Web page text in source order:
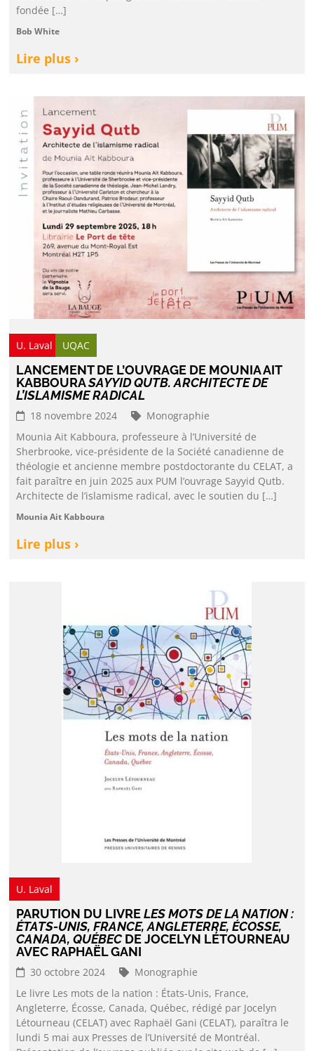
fondée […]
Bob White
Lire plus ›
U. Laval UQAC
LANCEMENT DE L’OUVRAGE DE MOUNIA AIT
KABBOURASAYYID QUTB. ARCHITECTE DE
L’ISLAMISME RADICAL
18 novembre 2024
Monographie
Mounia Ait Kabboura, professeure à l’Université de
Sherbrooke, vice-présidente de la Société canadienne de
théologie et ancienne membre postdoctorante du CELAT, a
fait paraître en juin 2025 aux PUM l’ouvrage Sayyid Qutb.
Architecte de l’islamisme radical, avec le soutien du […]
Mounia Ait Kabboura
Lire plus ›
U. Laval
PARUTION DU LIVRELES MOTS DE LA NATION :
ÉTATS-UNIS, FRANCE, ANGLETERRE, ÉCOSSE,
CANADA, QUÉBECDE JOCELYN LÉTOURNEAU
AVEC RAPHAËL GANI
30 octobre 2024
Monographie
Le livre Les mots de la nation : États-Unis, France,
Angleterre, Écosse, Canada, Québec, rédigé par Jocelyn
Létourneau (CELAT) avec Raphaël Gani (CELAT), paraîtra le
lundi 5 mai aux Presses de l’Université de Montréal.